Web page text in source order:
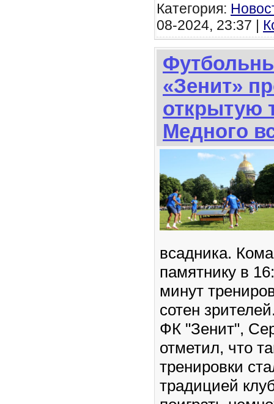
Категория:
08-2024, 23:37 |
«Зенит»
открытую
Медного
всадника.
памятнику в
минут
сотен
ФК "Зенит",
отметил, что
тренировки
традицией